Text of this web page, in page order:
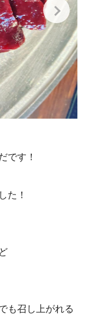
です！
た！
も召し上がれる